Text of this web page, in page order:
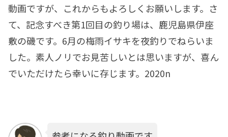
動画ですが、これからもよろしくお願いします。さ
て、記念すべき第1回目の釣り場は、鹿児島県伊座
敷の磯です。6月の梅雨イサキを夜釣りでねらいま
した。素人ノリでお見苦しいとは思いますが、喜ん
でいただけたら幸いに存じます。2020n